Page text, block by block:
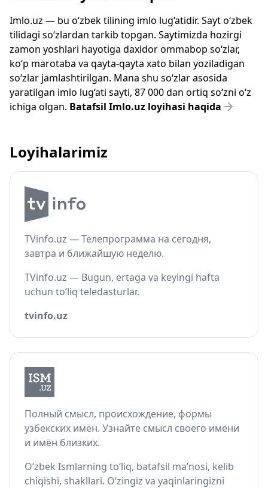
Imlo.uz — bu o‘zbek tilining imlo lug‘atidir. Sayt o‘zbek
tilidagi so‘zlardan tarkib topgan. Saytimizda hozirgi
zamon yoshlari hayotiga daxldor ommabop so‘zlar,
ko‘p marotaba va qayta-qayta xato bilan yoziladigan
so‘zlar jamlashtirilgan. Mana shu so‘zlar asosida
yaratilgan imlo lug‘ati sayti, 87 000 dan ortiq so‘zni o‘z
ichiga olgan. Batafsil Imlo.uz loyihasi haqida
Loyihalarimiz
TVinfo.uz — Телепрограмма на сегодня,
завтра и ближайшую неделю.
TVinfo.uz — Bugun, ertaga va keyingi hafta
uchun to‘liq teledasturlar.
tvinfo.uz
Полный смысл, происхождение, формы
узбекских имён. Узнайте смысл своего имени
и имён близких.
O‘zbek Ismlarning to‘liq, batafsil ma’nosi, kelib
chiqishi, shakllari. O‘zingiz va yaqinlaringizni